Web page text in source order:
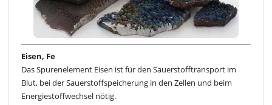
Eisen, Fe
Das Spurenelement Eisen ist für den Sauerstofftransport im
Blut, bei der Sauerstoffspeicherung in den Zellen und beim
Energiestoffwechsel nötig.